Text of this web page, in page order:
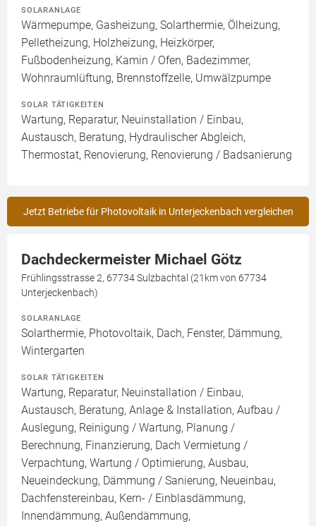
SOLARANLAGE
Wärmepumpe, Gasheizung, Solarthermie, Ölheizung,
Pelletheizung, Holzheizung, Heizkörper,
Fußbodenheizung, Kamin / Ofen, Badezimmer,
Wohnraumlüftung, Brennstoffzelle, Umwälzpumpe
SOLAR TÄTIGKEITEN
Wartung, Reparatur, Neuinstallation / Einbau,
Austausch, Beratung, Hydraulischer Abgleich,
Thermostat, Renovierung, Renovierung / Badsanierung
Jetzt Betriebe für Photovoltaik in Unterjeckenbach vergleichen
Dachdeckermeister Michael Götz
Frühlingsstrasse 2, 67734 Sulzbachtal (21km von 67734
Unterjeckenbach)
SOLARANLAGE
Solarthermie, Photovoltaik, Dach, Fenster, Dämmung,
Wintergarten
SOLAR TÄTIGKEITEN
Wartung, Reparatur, Neuinstallation / Einbau,
Austausch, Beratung, Anlage & Installation, Aufbau /
Auslegung, Reinigung / Wartung, Planung /
Berechnung, Finanzierung, Dach Vermietung /
Verpachtung, Wartung / Optimierung, Ausbau,
Neueindeckung, Dämmung / Sanierung, Neueinbau,
Dachfenstereinbau, Kern- / Einblasdämmung,
Innendämmung, Außendämmung,